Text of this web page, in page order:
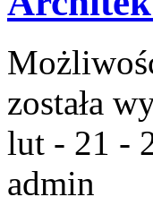
została
lut - 21 -
admin